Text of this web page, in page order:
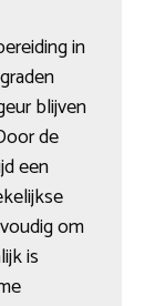
in
blijven
de
een
om
is